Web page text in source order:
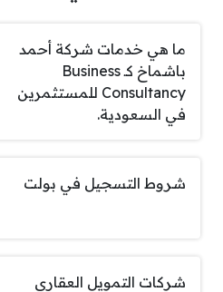
ما هي خدمات شركة أحمد
باشماخ كـ Business
Consultancy للمستثمرين
في السعودية.
شروط التسجيل في بولت
شركات التمويل العقاري